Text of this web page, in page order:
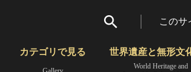
このサ
カテゴリで見る 世界遺産と無形文
World Heritage and